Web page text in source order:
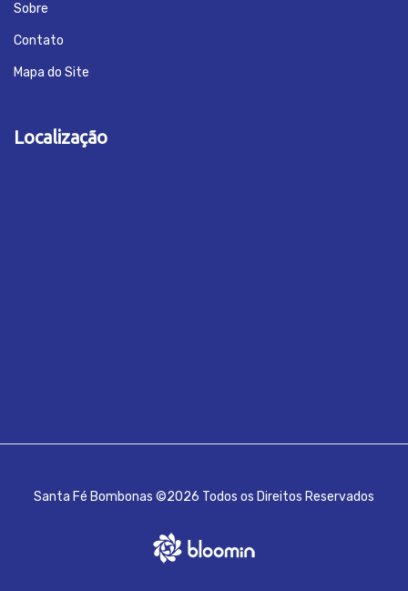
Sobre
Contato
Mapa do Site
Localização
Santa Fé Bombonas ©2026 Todos os Direitos Reservados